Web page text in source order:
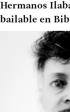
Hermanos
bailable en